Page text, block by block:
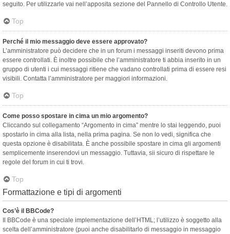
seguito. Per utilizzarle vai nell’apposita sezione del Pannello di Controllo Utente.
Top
Perché il mio messaggio deve essere approvato?
L’amministratore può decidere che in un forum i messaggi inseriti devono prima
essere controllati. È inoltre possibile che l’amministratore ti abbia inserito in un
gruppo di utenti i cui messaggi ritiene che vadano controllati prima di essere resi
visibili. Contatta l’amministratore per maggiori informazioni.
Top
Come posso spostare in cima un mio argomento?
Cliccando sul collegamento “Argomento in cima” mentre lo stai leggendo, puoi
spostarlo in cima alla lista, nella prima pagina. Se non lo vedi, significa che
questa opzione è disabilitata. È anche possibile spostare in cima gli argomenti
semplicemente inserendovi un messaggio. Tuttavia, sii sicuro di rispettare le
regole del forum in cui ti trovi.
Top
Formattazione e tipi di argomenti
Cos’è il BBCode?
Il BBCode è una speciale implementazione dell’HTML; l’utilizzo è soggetto alla
scelta dell’amministratore (puoi anche disabilitarlo di messaggio in messaggio